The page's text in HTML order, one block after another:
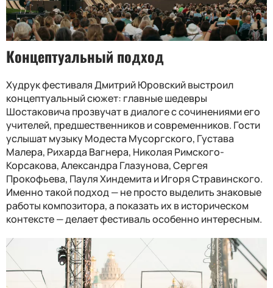
Концептуальный подход
Худрук фестиваля Дмитрий Юровскийвыстроил
концептуальный сюжет: главные шедевры
Шостаковича прозвучат в диалоге с сочинениями его
учителей, предшественников и современников. Гости
услышат музыку Модеста Мусоргского, Густава
Малера, Рихарда Вагнера, Николая Римского-
Корсакова, Александра Глазунова, Сергея
Прокофьева, Пауля Хиндемита и Игоря Стравинского.
Именно такой подход — не просто выделить знаковые
работы композитора, а показать их в историческом
контексте — делает фестиваль особенно интересным.